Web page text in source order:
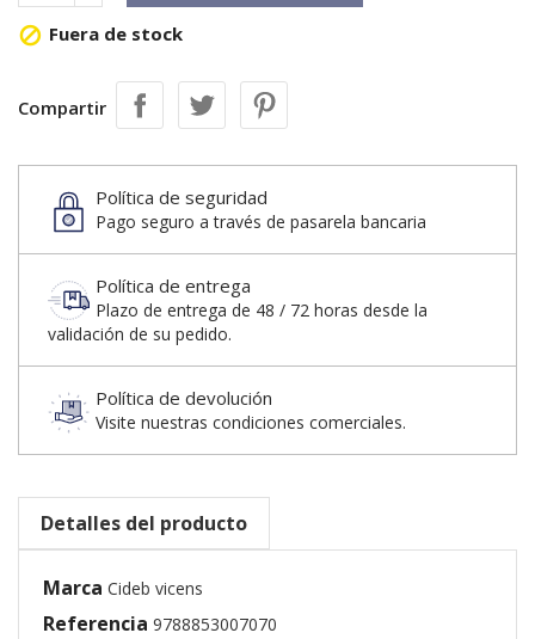
 Fuera de stock
Compartir
Política de seguridad
Pago seguro a través de pasarela bancaria
Política de entrega
Plazo de entrega de 48 / 72 horas desde la
validación de su pedido.
Política de devolución
Visite nuestras condiciones comerciales.
Detalles del producto
Marca Cideb vicens
Referencia 9788853007070